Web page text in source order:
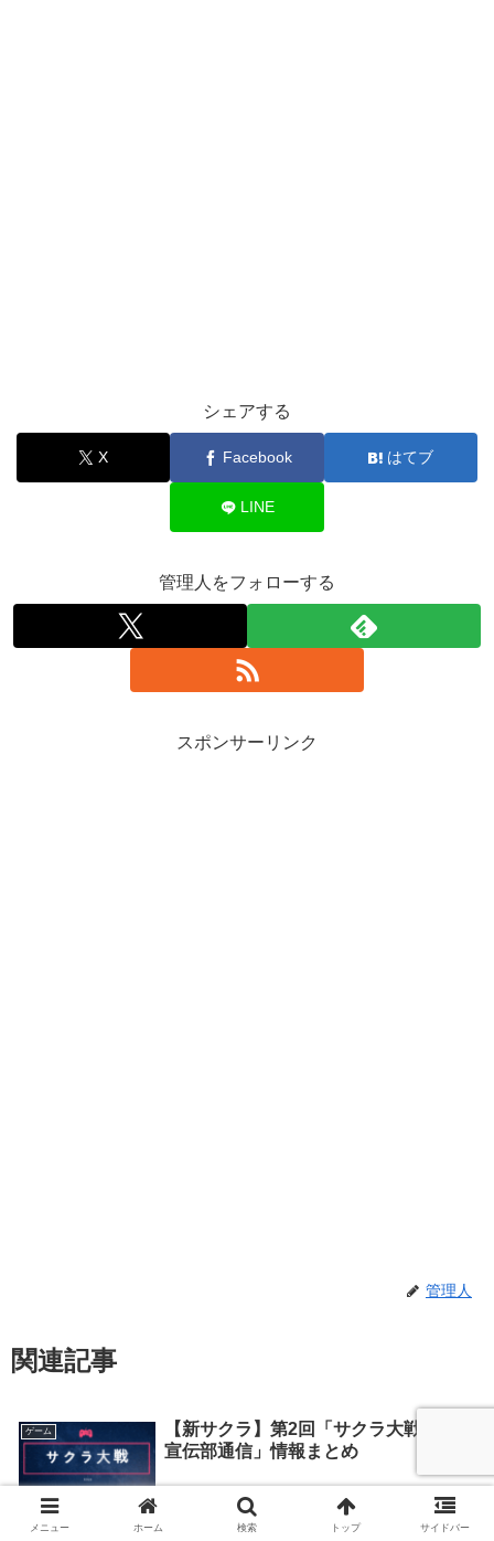
シェアする
X Facebook はてブ
LINE
管理人をフォローする
スポンサーリンク
管理人
関連記事
ゲーム
【新サクラ】第2回「サクラ大戦 帝劇
宣伝部通信」情報まとめ
2019.07.26
ゲーム 「テイルズオブアライズ」が2021年9
メニュー ホーム 検索 トップ サイドバー